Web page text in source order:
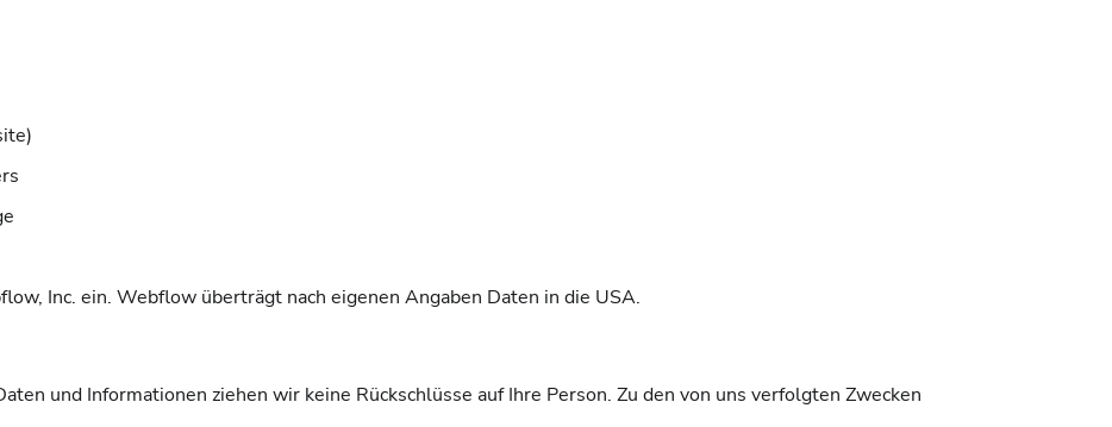
Inc. ein. Webflow überträgt nach eigenen Angaben Daten in die USA.
und Informationen ziehen wir keine Rückschlüsse auf Ihre Person. Zu den von uns verfolgten Zwecken